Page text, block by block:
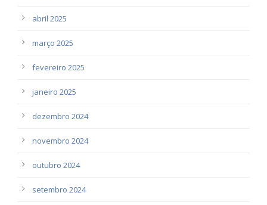
abril 2025
março 2025
fevereiro 2025
janeiro 2025
dezembro 2024
novembro 2024
outubro 2024
setembro 2024